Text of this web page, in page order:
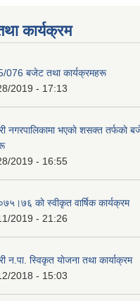
कार्यक्रम
बजेट तथा कार्यक्रमहरू
2019 - 17:13
नगरपालिकामा भएकाे शसक्त तर्फकाे
2019 - 16:55
काे स्वीकृत वार्षिक कार्यक्रम
2019 - 21:26
न.पा. स्विकृत याेजना तथा कार्याक्रम
2018 - 15:03